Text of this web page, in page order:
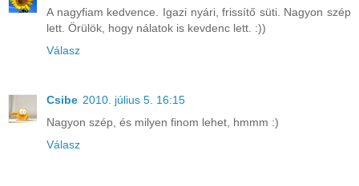
A nagyfiam kedvence. Igazi nyári, frissítő süti. Nagyon szép
lett. Örülök, hogy nálatok is kevdenc lett. :))
Válasz
Csibe 2010. július 5. 16:15
Nagyon szép, és milyen finom lehet, hmmm :)
Válasz